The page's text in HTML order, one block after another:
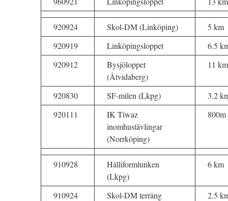
920924 Skol-DM (Linköping)
5 km
920919
Linköpingsloppet
6.5
920912
Bysjöloppet
(Åtvidaberg)
11 km
920830 SF-milen (Lkpg)
3.2
920111
IK Tiwaz
inomhustävlingar
(Norrköping)
800m
910928
Hålliformlunken
(Lkpg)
6 km
910924
Skol-DM terräng
2.5